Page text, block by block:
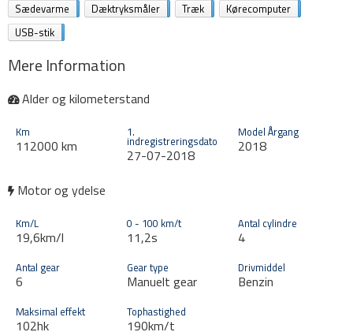
Sædevarme
Dæktryksmåler Træk
Kørecomputer
USB-stik
Mere Information
Alder og kilometerstand
Km
112000 km
1.
indregistreringsdato
27-07-2018
Model Årgang
2018
Motor og ydelse
Km/L
19,6km/l
0 - 100 km/t
11,2s
Antal cylindre
4
Antal gear
6
Gear type
Manuelt gear
Drivmiddel
Benzin
Maksimal effekt
102hk
Tophastighed
190km/t